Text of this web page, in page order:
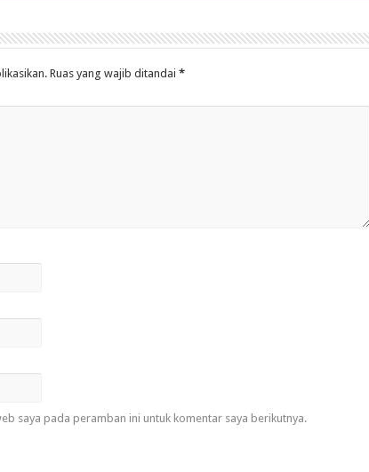
Ruas yang wajib ditandai *
saya pada peramban ini untuk komentar saya berikutnya.